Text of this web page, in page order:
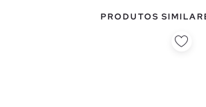
PRODUTOS